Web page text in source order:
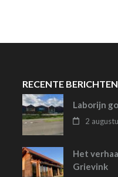
RECENTE BERICHTEN
Laborijn
2
Het
Grievink